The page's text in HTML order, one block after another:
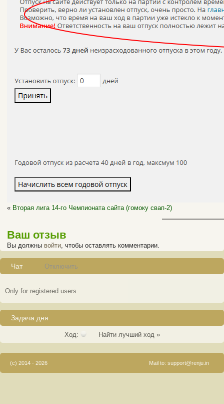
« Вторая лига 14-го Чемпионата сайта (гомоку свап-2)
Ваш отзыв
Вы должны войти, чтобы оставлять комментарии.
Чат Отключить
Only for registered users
Задача дня
Ход: Найти лучший ход »
(c) 2014 - 2026 Mail to: support@renju.in